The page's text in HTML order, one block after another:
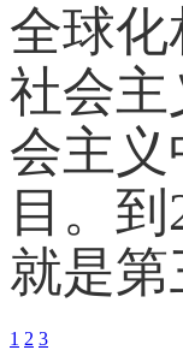
全球
社会主
会主
目。
就是
1 2 3